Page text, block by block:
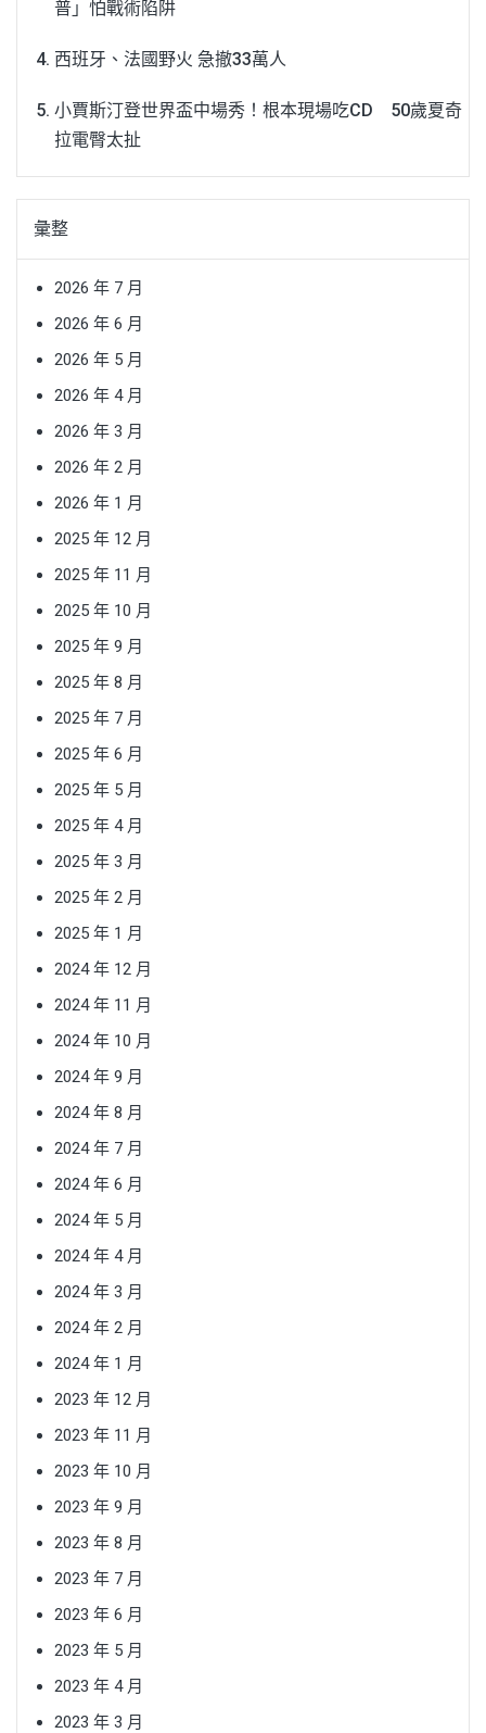
普」怕戰術陷阱
西班牙、法國野火 急撤33萬人
小賈斯汀登世界盃中場秀！根本現場吃CD 50歲夏奇
拉電臀太扯
彙整
2026 年 7 月
2026 年 6 月
2026 年 5 月
2026 年 4 月
2026 年 3 月
2026 年 2 月
2026 年 1 月
2025 年 12 月
2025 年 11 月
2025 年 10 月
2025 年 9 月
2025 年 8 月
2025 年 7 月
2025 年 6 月
2025 年 5 月
2025 年 4 月
2025 年 3 月
2025 年 2 月
2025 年 1 月
2024 年 12 月
2024 年 11 月
2024 年 10 月
2024 年 9 月
2024 年 8 月
2024 年 7 月
2024 年 6 月
2024 年 5 月
2024 年 4 月
2024 年 3 月
2024 年 2 月
2024 年 1 月
2023 年 12 月
2023 年 11 月
2023 年 10 月
2023 年 9 月
2023 年 8 月
2023 年 7 月
2023 年 6 月
2023 年 5 月
2023 年 4 月
2023 年 3 月